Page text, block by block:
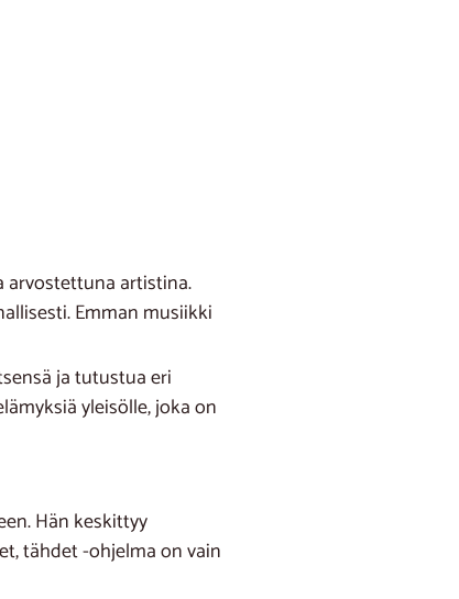
arvostettuna artistina.
Emman musiikki
ja tutustua eri
yleisölle, joka on
Hän keskittyy
tähdet -ohjelma on vain